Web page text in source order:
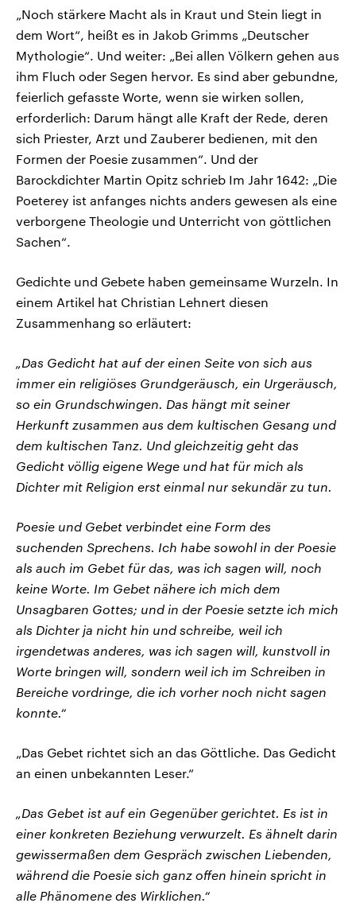
„Noch stärkere Macht als in Kraut und Stein liegt in
dem Wort“, heißt es in Jakob Grimms „Deutscher
Mythologie“. Und weiter: „Bei allen Völkern gehen aus
ihm Fluch oder Segen hervor. Es sind aber gebundne,
feierlich gefasste Worte, wenn sie wirken sollen,
erforderlich: Darum hängt alle Kraft der Rede, deren
sich Priester, Arzt und Zauberer bedienen, mit den
Formen der Poesie zusammen“. Und der
Barockdichter Martin Opitz schrieb Im Jahr 1642: „Die
Poeterey ist anfanges nichts anders gewesen als eine
verborgene Theologie und Unterricht von göttlichen
Sachen“.
Gedichte und Gebete haben gemeinsame Wurzeln. In
einem Artikel hat Christian Lehnert diesen
Zusammenhang so erläutert:
„Das Gedicht hat auf der einen Seite von sich aus
immer ein religiöses Grundgeräusch, ein Urgeräusch,
so ein Grundschwingen. Das hängt mit seiner
Herkunft zusammen aus dem kultischen Gesang und
dem kultischen Tanz. Und gleichzeitig geht das
Gedicht völlig eigene Wege und hat für mich als
Dichter mit Religion erst einmal nur sekundär zu tun.
Poesie und Gebet verbindet eine Form des
suchenden Sprechens. Ich habe sowohl in der Poesie
als auch im Gebet für das, was ich sagen will, noch
keine Worte. Im Gebet nähere ich mich dem
Unsagbaren Gottes; und in der Poesie setzte ich mich
als Dichter ja nicht hin und schreibe, weil ich
irgendetwas anderes, was ich sagen will, kunstvoll in
Worte bringen will, sondern weil ich im Schreiben in
Bereiche vordringe, die ich vorher noch nicht sagen
konnte.“
„Das Gebet richtet sich an das Göttliche. Das Gedicht
an einen unbekannten Leser.“
„Das Gebet ist auf ein Gegenüber gerichtet. Es ist in
einer konkreten Beziehung verwurzelt. Es ähnelt darin
gewissermaßen dem Gespräch zwischen Liebenden,
während die Poesie sich ganz offen hinein spricht in
alle Phänomene des Wirklichen.“